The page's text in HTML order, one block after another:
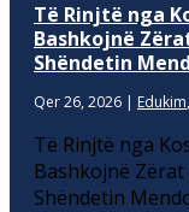
Të Rinjtë nga
Bashkojnë
Shëndetin
Qer 26, 2026 | Edukim,
Të Rinjtë nga
Bashkojnë
Shëndetin